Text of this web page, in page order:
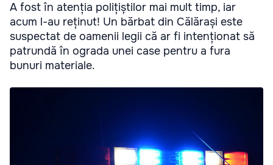
A fost în atenția polițiștilor mai mult timp, iar
acum l-au reținut! Un bărbat din Călărași este
suspectat de oamenii legii că ar fi intenționat să
patrundă în ograda unei case pentru a fura
bunuri materiale.